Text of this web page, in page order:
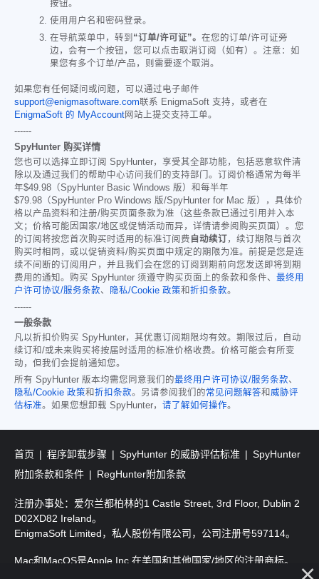
按钮。
使用用户名和密码登录。
在导航菜单中，转到 “订单/许可证”。 在您的订单/许可证旁
边，会有一个按钮，您可以点击取消订阅（如有）。注意：如
果您有多个订单/产品，则需要逐个取消。
如果您有任何疑问或问题，可以通过电子邮件
support@enigmasoftware.com联系 EnigmaSoft 支持，或者在
EnigmaSoft 的 MyAccount网站上提交支持工单。
------
SpyHunter 购买详情
您也可以选择立即订阅 SpyHunter，享受其全部功能，包括恶意软件清
除以及通过我们的帮助中心访问我们的支持部门。订阅价格通常为每半
年$49.98 （SpyHunter Basic Windows 版）和每半年
$79.98 （SpyHunter Pro Windows 版/SpyHunter for Mac 版），具体价
格以产品资料和注册/购买页面条款为准（这些条款已通过引用并入本
文；价格可能因国家/地区或促销活动而异，详情请参阅购买页面）。您
的订阅将按您首次购买时适用的标准订阅费 自动续订 ，续订期限与首次
购买时相同，或以促销资料/购买页面中规定的期限为准。前提是您是连
续不间断的订阅用户，并且我们会在您的订阅到期前向您发送即将到期
费用的通知。购买 SpyHunter 须遵守购买页面上的条款和条件、 最终用
户许可协议/服务条款、 隐私/Cookie 政策和折扣条款。
------
一般条款
凡以折扣价购买 SpyHunter，其优惠订阅期限均有效。期限过后，自动
续订和/或未来购买将按届时适用的标准价格收费。价格可能会有所变
动，但我们会提前通知您。
所有 SpyHunter 版本均需您同意我们的最终用户许可协议/服务条款、
隐私/Cookie 政策和折扣条款。另请参阅我们的常见问题解答和威胁评
估标准。如果您想卸载 SpyHunter， 请了解如何操作。
首页 程序卸载步骤 SpyHunter 的威胁评估标准
SpyHunter
附加条款和条件
RegHunter附加条款
注册办事处：爱尔兰都柏林的1 Castle Street, 3rd Floor, Dublin 2
D02XD82 Ireland。
EnigmaSoft Limited，私人股份有限公司，公司注册号597114。
Mac和MacOS是Apple Inc.在美国和其他国家/地区的注册商标。